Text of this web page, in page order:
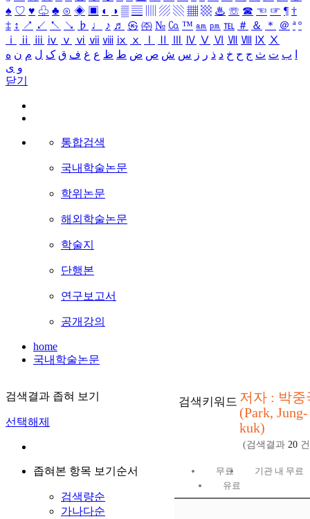
♠ ♡ ♥ ♧ ♣ ⊙ ◈ ▣ ◐ ◑ ▒ ▤ ▨ ▧ ▦ ▩ ♨ ☏ ☎ ☜ ☞ ¶ †
‡ ↕ ↗ ↙ ↖ ↘ ♭ ♩ ♪ ♬ ㉿ ㈜ № ㏇ ™ ㏂ ㏘ ℡ ＃ ＆ ＊ ＠ ª º
ⅰ
ⅱ ⅲ ⅳ ⅴ ⅵ ⅶ ⅷ ⅸ ⅹ Ⅳ Ⅴ Ⅵ Ⅶ Ⅷ Ⅸ Ⅹ
ب ت ث ج ح خ د ذ ر ز س ش ص ض ط ظ ع غ ف ق ک ل م ن ه
و ی
닫기
통합검색
국내학술논문
학위논문
해외학술논문
학술지
단행본
연구보고서
공개강의
home
국내학술논문
검색결과 좁혀 보기
선택해제
좁혀본 항목 보기순서
검색량순
가나다순
검색키워드 저자 : 박중
(Park, Jung-
kuk)
(검색결과 20
무료
기관 내 무료
유료